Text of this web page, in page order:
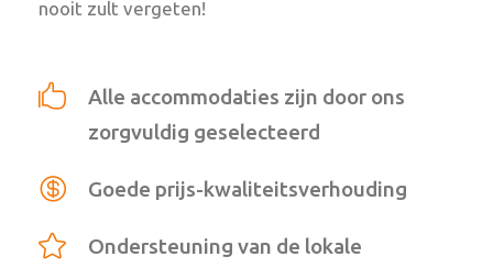
nooit zult vergeten!
Alle accommodaties zijn door ons
zorgvuldig geselecteerd
Goede prijs-kwaliteitsverhouding
Ondersteuning van de lokale